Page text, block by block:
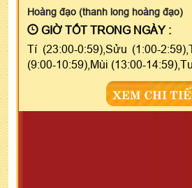
Hoàng đạo (thanh long hoàng đạo)
GIỜ TỐT TRONG NGÀY :
Tí (23:00-0:59),Sửu (1:00-
(9:00-10:59),Mùi (13:00-
XEM CHI